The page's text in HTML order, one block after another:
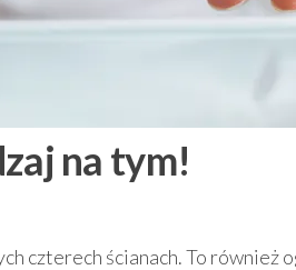
na tym!
czterech ścianach. To